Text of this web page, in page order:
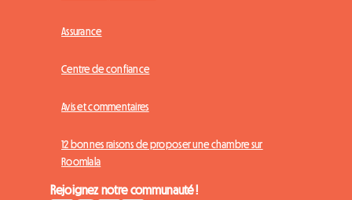
Assurance
Centre de confiance
Avis et commentaires
12 bonnes raisons de proposer une chambre sur
Roomlala
Rejoignez notre communauté !